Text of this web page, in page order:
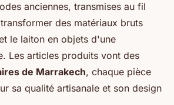
anciennes, transmises au fil
des matériaux bruts
le laiton en objets d'une
Les articles produits vont des
de Marrakech, chaque pièce
sa qualité artisanale et son design